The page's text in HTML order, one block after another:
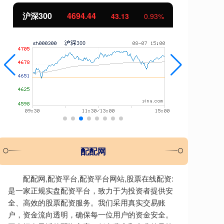
沪深300 4694.44 43.13 0.93%
配配网
配配网,配资平台,配资平台网站,股票在线配资:
是一家正规实盘配资平台，致力于为投资者提供安
全、高效的股票配资服务。我们采用真实交易账
户，资金流向透明，确保每一位用户的资金安全。